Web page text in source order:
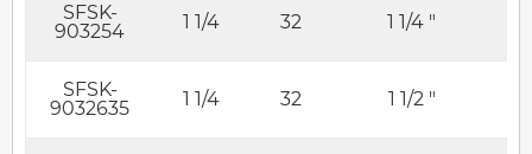
SFSK-
903254
1 1/4 32 1 1/4 "
SFSK-
9032635
1 1/4 32 1 1/2 "